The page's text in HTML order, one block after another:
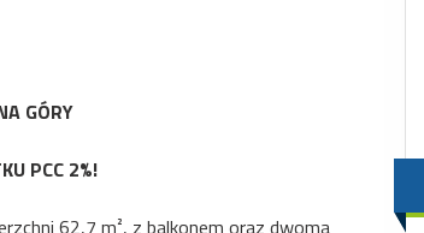
GÓRY
PCC 2%!
62,7 m², z balkonem oraz dwoma